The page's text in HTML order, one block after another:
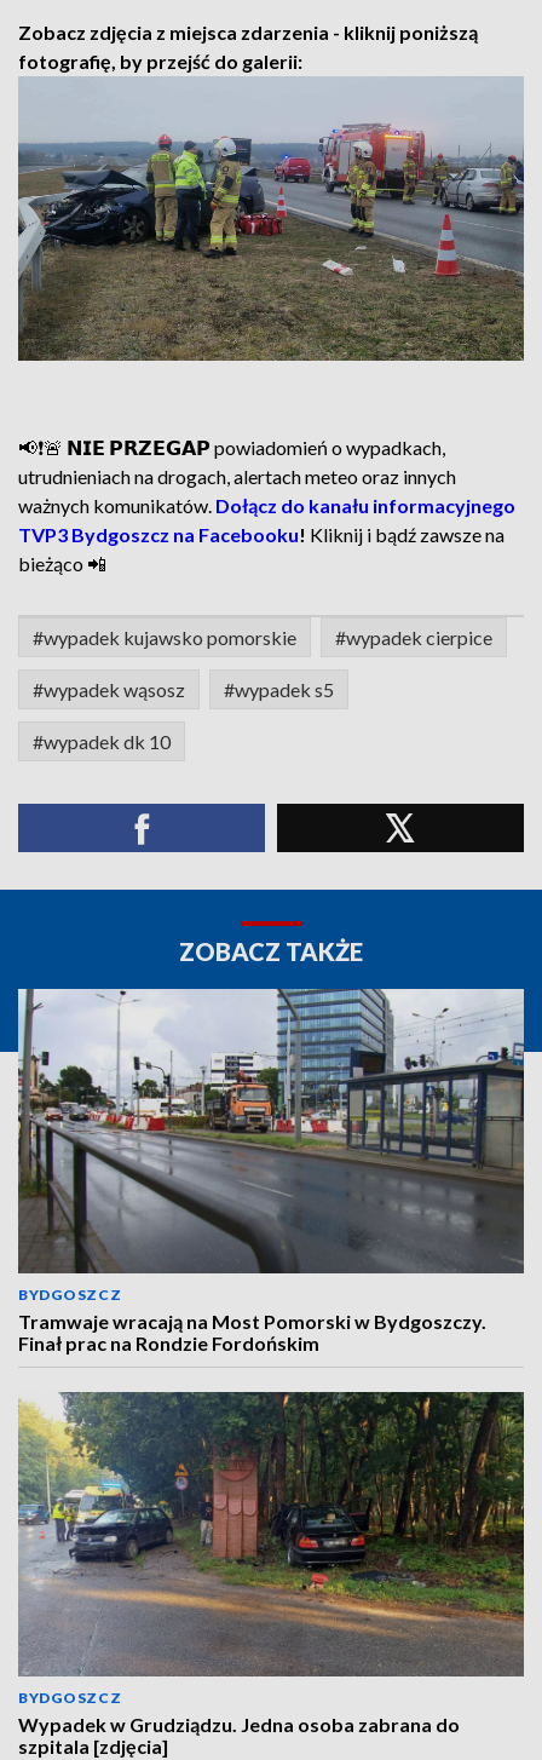
Zobacz zdjęcia z miejsca zdarzenia - kliknij poniższą
fotografię, by przejść do galerii:
📢❗🚨 𝗡𝗜𝗘 𝗣𝗥𝗭𝗘𝗚𝗔𝗣 powiadomień o wypadkach,
utrudnieniach na drogach, alertach meteo oraz innych
ważnych komunikatów. Dołącz do kanału informacyjnego
TVP3 Bydgoszcz na Facebooku! Kliknij i bądź zawsze na
bieżąco 📲
#wypadek kujawsko pomorskie #wypadek cierpice
#wypadek wąsosz #wypadek s5
#wypadek dk 10
ZOBACZ TAKŻE
BYDGOSZCZ
Tramwaje wracają na Most Pomorski w Bydgoszczy.
Finał prac na Rondzie Fordońskim
BYDGOSZCZ
Wypadek w Grudziądzu. Jedna osoba zabrana do
szpitala [zdjęcia]